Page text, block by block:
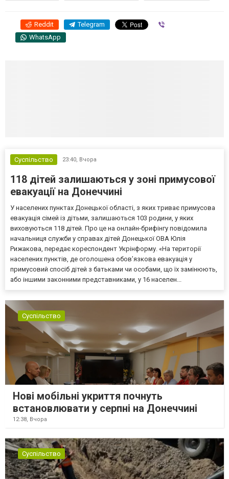
Reddit Telegram
WhatsApp
Суспільство 23:40, Вчора
118 дітей залишаються у зоні примусової
евакуації на Донеччині
У населених пунктах Донецької області, з яких триває примусова
евакуація сімей із дітьми, залишаються 103 родини, у яких
виховуються 118 дітей. Про це на онлайн-брифінгу повідомила
начальниця служби у справах дітей Донецької ОВА Юлія
Рижакова, передає кореспондент Укрінформу. «На території
населених пунктів, де оголошена обов’язкова евакуація у
примусовий спосіб дітей з батьками чи особами, що їх замінюють,
або іншими законними представниками, у 16 населен...
Суспільство
Нові мобільні укриття почнуть
встановлювати у серпні на Донеччині
12:38, Вчора
Суспільство